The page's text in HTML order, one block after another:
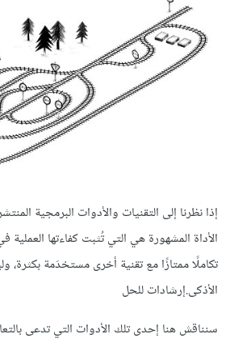
إذا نظرنا إلى التقنيات والأدوات البرمجية
الأداة المشهورة هي التي تُثبت كفاءتها العملية
تكاملًا ممتازًا مع تقنية أخرى مستخدَمة بكثرة،
الأذكى.إرشادات للحل